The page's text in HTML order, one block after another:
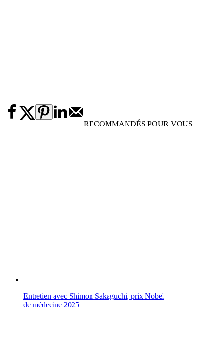
RECOMMANDÉS POUR VOUS
Entretien avec Shimon Sakaguchi, prix Nobel
de médecine 2025